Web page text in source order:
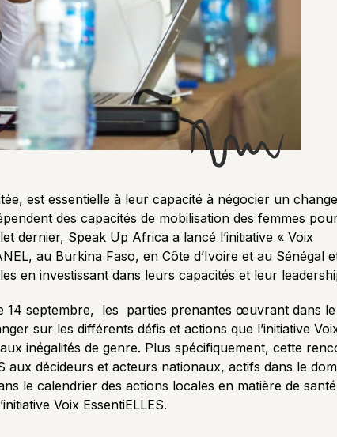
est essentielle à leur capacité à négocier un
des capacités de mobilisation des femmes
dernier, Speak Up Africa a lancé l’initiative « Voix
au Burkina Faso, en Côte d’Ivoire et au Sénégal
en investissant dans leurs capacités et leur
14 septembre, les parties prenantes œuvrant dans le
sur les différents défis et actions que l’initiative
inégalités de genre. Plus spécifiquement, cette
aux décideurs et acteurs nationaux, actifs dans le
le calendrier des actions locales en matière de
Voix EssentiELLES.